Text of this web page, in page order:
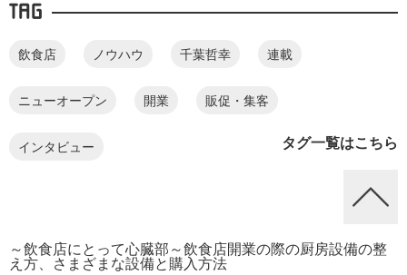
TAG
飲食店 ノウハウ 千葉哲幸 連載
ニューオープン 開業 販促・集客
インタビュー タグ一覧はこちら
～飲食店にとって心臓部～飲食店開業の際の厨房設備の整
え方、さまざまな設備と購入方法